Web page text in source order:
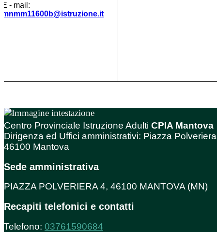
E - mail:
mnmm11600b@istruzione.it
Centro Provinciale Istruzione Adulti CPIA Mantova
Dirigenza ed Uffici amministrativi: Piazza
46100 Mantova
Sede amministrativa
PIAZZA POLVERIERA 4, 46100 MANTOVA (MN)
Recapiti telefonici e contatti
Telefono: 03761590684